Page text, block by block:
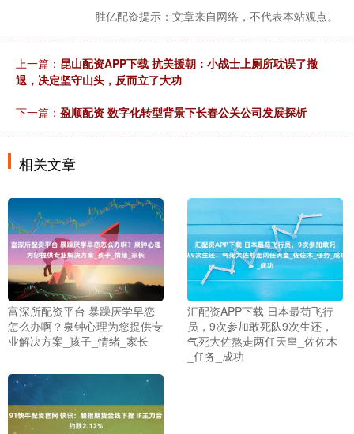
胜亿配资提示：文章来自网络，不代表本站观点。
上一篇： 昆山配资APP下载 抗美援朝：小战士上厕所耽误了撤
退，决定坚守山头，反而立了大功
下一篇： 盈顺配资 数字化转型背景下长春公关公司发展探析
相关文章
富深所配资平台 暴躁厌学早恋
怎么办啊？泉钟心理为您提供专
业解决方案_孩子_情绪_家长
汇配资APP下载 日本最苟飞行
员，9次参加敢死队9次生还，
气死大佐熬走两任天皇_佐佐木
_任务_成功